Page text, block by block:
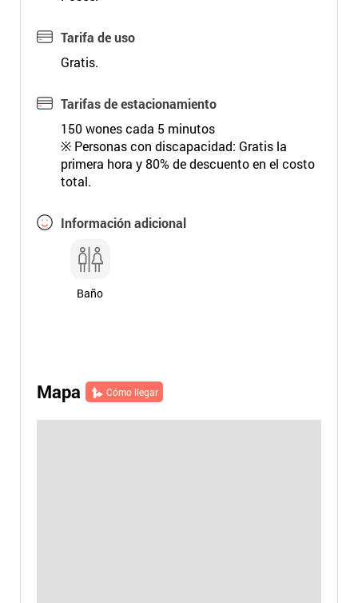
Tarifa de uso
Gratis.
Tarifas de estacionamiento
150 wones cada 5 minutos
※ Personas con discapacidad: Gratis la
primera hora y 80% de descuento en el costo
total.
Información adicional
Baño
Mapa Cómo llegar